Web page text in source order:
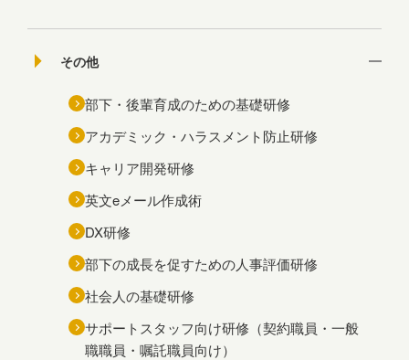
その他
部下・後輩育成のための基礎研修
アカデミック・ハラスメント防止研修
キャリア開発研修
英文eメール作成術
DX研修
部下の成長を促すための人事評価研修
社会人の基礎研修
サポートスタッフ向け研修（契約職員・一般
職職員・嘱託職員向け）